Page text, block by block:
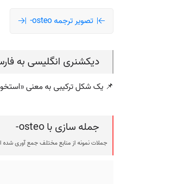
تصویر ترجمه osteo-
دیکشنری انگلیسی به
📌 یک شکل ترکیبی به معنی
جمله سازی با osteo-
جملات نمونه از منابع مختلف جمع آوری